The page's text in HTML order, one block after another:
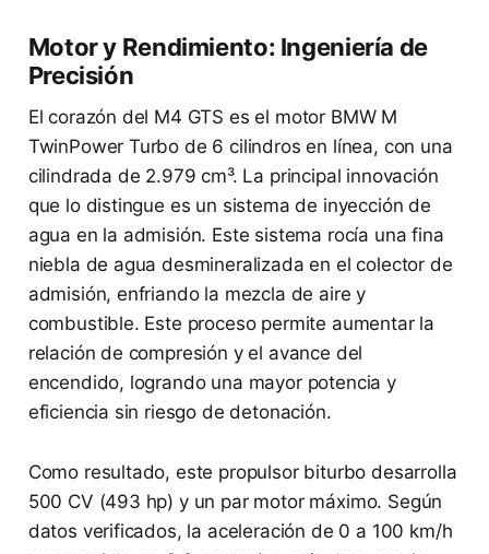
Motor y Rendimiento: Ingeniería de
Precisión
El corazón del M4 GTS es el motor BMW M
TwinPower Turbo de 6 cilindros en línea, con una
cilindrada de 2.979 cm³. La principal innovación
que lo distingue es un sistema de inyección de
agua en la admisión. Este sistema rocía una fina
niebla de agua desmineralizada en el colector de
admisión, enfriando la mezcla de aire y
combustible. Este proceso permite aumentar la
relación de compresión y el avance del
encendido, logrando una mayor potencia y
eficiencia sin riesgo de detonación.
Como resultado, este propulsor biturbo desarrolla
500 CV (493 hp) y un par motor máximo. Según
datos verificados, la aceleración de 0 a 100 km/h